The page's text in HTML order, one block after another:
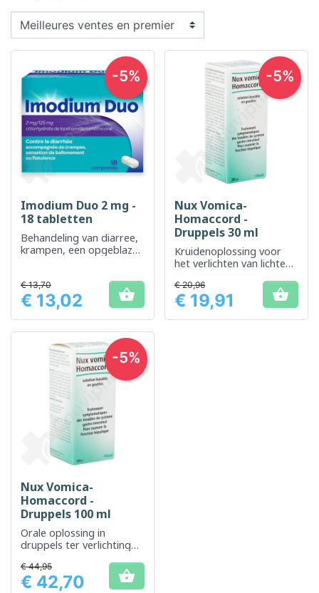
Imodium Duo 2 mg -
18 tabletten
Behandeling van diarree,
krampen, een opgeblazen
Prijs
€ 13,70
€ 13,02 
-5%
Nux Vomica-
Homaccord -
Druppels 30 ml
Kruidenoplossing voor
het verlichten van lichte
n
Prijs
€ 20,96
€ 19,91 
-5%
Nux Vomica-
Homaccord -
Druppels 100 ml
Orale oplossing in
druppels ter verlichting
spijsverteringsstoornisse
n
Prijs
€ 44,95
€ 42,70 
-5%